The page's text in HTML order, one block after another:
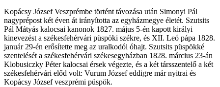
Kopácsy József Veszprémbe történt távozása után Simonyi Pál
nagyprépost két éven át irányította az egyházmegye életét. Szutsits
Pál Mátyás kalocsai kanonok 1827. május 5-én kapott királyi
kinevezést a székesfehérvári püspöki székre, és XII. Leó pápa 1828.
január 29-én erősítette meg az uralkodói óhajt. Szutsits püspökké
szentelését a székesfehérvári székesegyházban 1828. március 23-án
Klobusiczky Péter kalocsai érsek végezte, és a két társszentelő a két
székesfehérvári előd volt: Vurum József eddigre már nyitrai és
Kopácsy József veszprémi püspök.